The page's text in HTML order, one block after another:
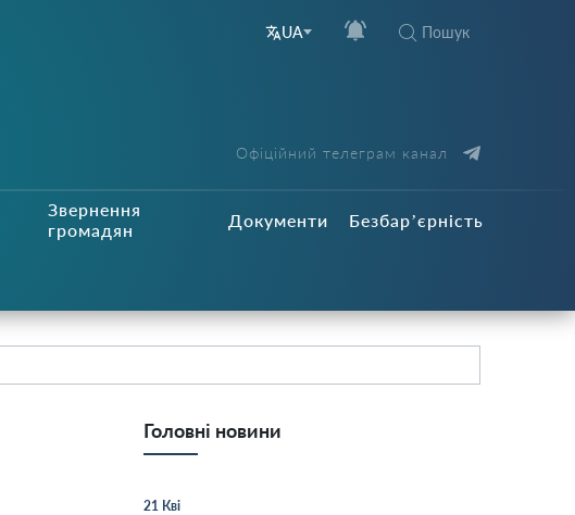
UA Пошук
Офіційний телеграм канал
Звернення
громадян
Документи Безбар’єрність
Головні новини
21 Кві